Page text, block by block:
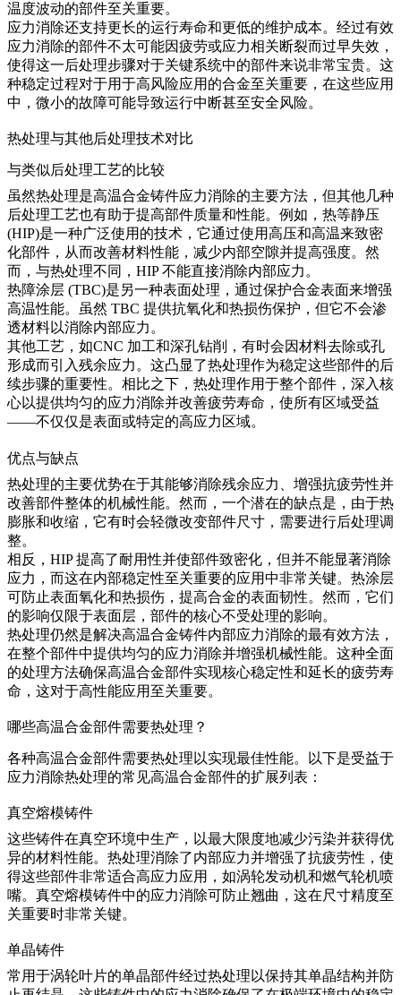
温度波动的部件至关重要。
应力消除还支持更长的运行寿命和更低的维护成本。经过有效
应力消除的部件不太可能因疲劳或应力相关断裂而过早失效，
使得这一后处理步骤对于关键系统中的部件来说非常宝贵。这
种稳定过程对于用于高风险应用 的合金至关重要，在这些应用
中，微小的故障可能导致运行中断甚至安全风险。
热处理与其他后处理技术对比
与类似后处理工艺的比较
虽然热处理是高温合金铸件应力消除的主要方法，但其他几种
后处理工艺也有助于提高部件质量和性能。例如， 热等静压
(HIP)是一种广泛使用的技术，它通过使用高压和高温来致密
化部件，从而改善材料性能，减少内部空隙并提高强度。然
而，与热处理不同，HIP 不能直接消除内部应力。
热障涂层 (TBC)是另一种表面处理，通过保护合金表面来增强
高温性能。虽然 TBC 提供抗氧化和热损伤保护，但它不会渗
透材料以消除内部应力。
其他工艺，如CNC 加工和深孔钻削
，有时会因材料去除或孔
形成而引入残余应力。这凸显了热处理作为稳定这些部件的后
续步骤的重要性。相比之下，热处理作用于整个部件，深入核
心以提供均匀的应力消除并改善疲劳寿命，使所有区域受益
——不仅仅是表面或特定的高应力区域。
优点与缺点
热处理的主要优势在于其能够消除残余应力、增强抗疲劳性并
改善部件整体的机械性能。然而，一个潜在的缺点是，由于热
膨胀和收缩，它有时会轻微改变部件尺寸，需要进行后处理调
整。
相反，HIP提高了耐用性并使部件致密化，但并不能显著消除
应力，而这在内部稳定性至关重要的应用中非常关键。 热涂层
可防止表面氧化和热损伤，提高合金的表面韧性。然而，它们
的影响仅限于表面层，部件的核心不受处理的影响。
热处理仍然是解决高温合金铸件内部应力消除的最有效方法 ，
在整个部件中提供均匀的应力消除并增强机械性能。这种全面
的处理方法确保高温合金部件实现核心稳定性和延长的疲劳寿
命，这对于高性能应用至关重要。
哪些高温合金部件需要热处理？
各种高温合金部件需要热处理以实现最佳性能。以下是受益于
应力消除热处理的常见高温合金部件的扩展列表：
真空熔模铸件
这些铸件在真空环境中生产，以最大限度地减少污染并获得优
异的材料性能。热处理消除了内部应力并增强了抗疲劳性 ，使
得这些部件非常适合高应力应用，如涡轮发动机和燃气轮机喷
嘴。真空熔模铸件中的应力消除可防止翘曲，这在尺寸精度至
关重要时非常关键。
单晶铸件
常用于涡轮叶片的单晶部件经过热处理以保持其单晶结构并防